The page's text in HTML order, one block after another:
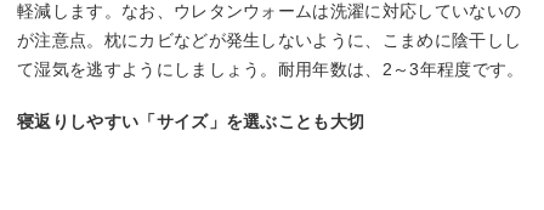
軽減します。なお、ウレタンウォームは洗濯に対応していないの
が注意点。枕にカビなどが発生しないように、こまめに陰干しし
て湿気を逃すようにしましょう。耐用年数は、2～3年程度です。
寝返りしやすい「サイズ」を選ぶことも大切